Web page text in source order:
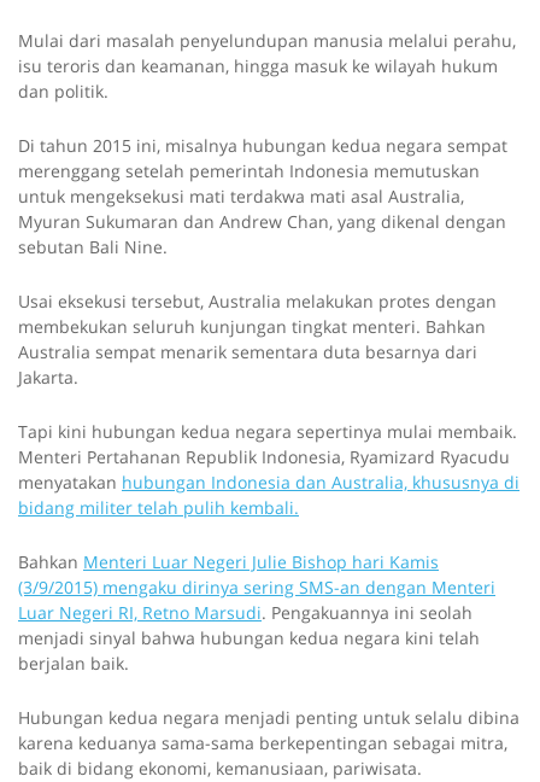
Mulai dari masalah penyelundupan manusia melalui perahu,
isu teroris dan keamanan, hingga masuk ke wilayah hukum
dan politik.
Di tahun 2015 ini, misalnya hubungan kedua negara sempat
merenggang setelah pemerintah Indonesia memutuskan
untuk mengeksekusi mati terdakwa mati asal Australia,
Myuran Sukumaran dan Andrew Chan, yang dikenal dengan
sebutan Bali Nine.
Usai eksekusi tersebut, Australia melakukan protes dengan
membekukan seluruh kunjungan tingkat menteri. Bahkan
Australia sempat menarik sementara duta besarnya dari
Jakarta.
Tapi kini hubungan kedua negara sepertinya mulai membaik.
Menteri Pertahanan Republik Indonesia, Ryamizard Ryacudu
menyatakan hubungan Indonesia dan Australia, khususnya di
bidang militer telah pulih kembali.
Bahkan Menteri Luar Negeri Julie Bishop hari Kamis
(3/9/2015) mengaku dirinya sering SMS-an dengan Menteri
Luar Negeri RI, Retno Marsudi. Pengakuannya ini seolah
menjadi sinyal bahwa hubungan kedua negara kini telah
berjalan baik.
Hubungan kedua negara menjadi penting untuk selalu dibina
karena keduanya sama-sama berkepentingan sebagai mitra,
baik di bidang ekonomi, kemanusiaan, pariwisata.